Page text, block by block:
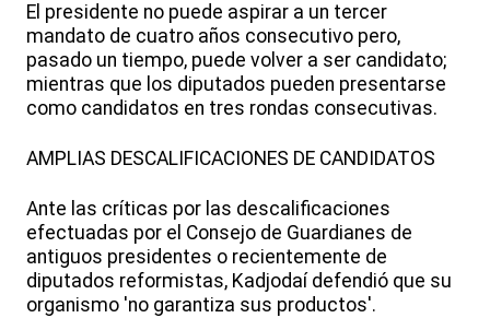
El presidente no puede aspirar a un tercer
mandato de cuatro años consecutivo pero,
pasado un tiempo, puede volver a ser candidato;
mientras que los diputados pueden presentarse
como candidatos en tres rondas consecutivas.
AMPLIAS DESCALIFICACIONES DE CANDIDATOS
Ante las críticas por las descalificaciones
efectuadas por el Consejo de Guardianes de
antiguos presidentes o recientemente de
diputados reformistas, Kadjodaí defendió que su
organismo 'no garantiza sus productos'.